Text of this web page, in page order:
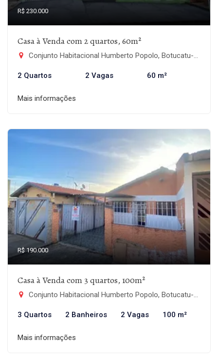
R$ 230.000
Casa à Venda com 2 quartos, 60m²
Conjunto Habitacional Humberto Popolo, Botucatu-SP
2 Quartos 2 Vagas 60 m²
Mais informações
R$ 190.000
Casa à Venda com 3 quartos, 100m²
Conjunto Habitacional Humberto Popolo, Botucatu-SP
3 Quartos 2 Banheiros 2 Vagas 100 m²
Mais informações